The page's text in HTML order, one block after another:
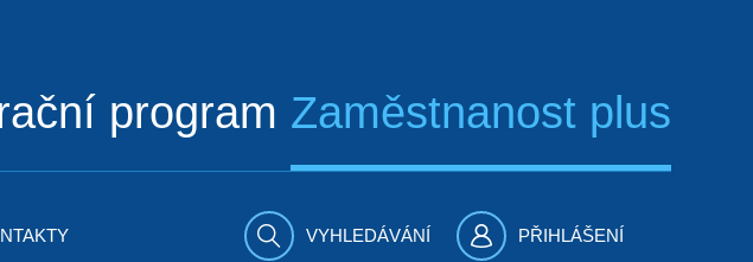
program Zaměstnanost plus
VYHLEDÁVÁNÍ PŘIHLÁŠENÍ